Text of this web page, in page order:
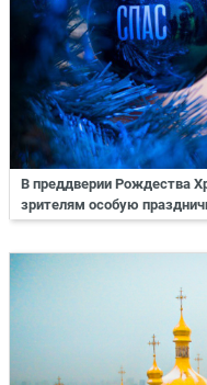
В преддверии Рождества
зрителям особую